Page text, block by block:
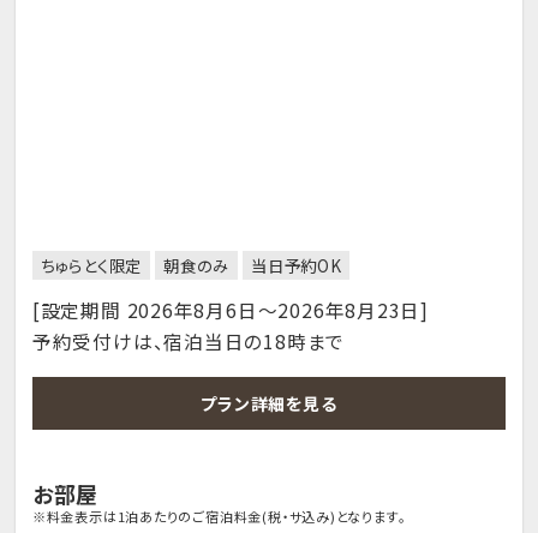
ちゅらとく限定 朝食のみ 当日予約OK
[設定期間 2026年8月6日～2026年8月23日]
予約受付けは、宿泊当日の18時まで
プラン詳細を見る
お部屋
※料金表示は1泊あたりのご宿泊料金(税・サ込み)となります。